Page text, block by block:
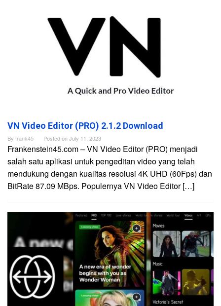
VN Video Editor (PRO) 2.1.2 Download
By frank45 Posted onJuly 11, 2023
Frankenstein45.com – VN Video Editor (PRO) menjadi
salah satu aplikasi untuk pengeditan video yang telah
mendukung dengan kualitas resolusi 4K UHD (60Fps) dan
BitRate 87.09 MBps. Populernya VN Video Editor […]